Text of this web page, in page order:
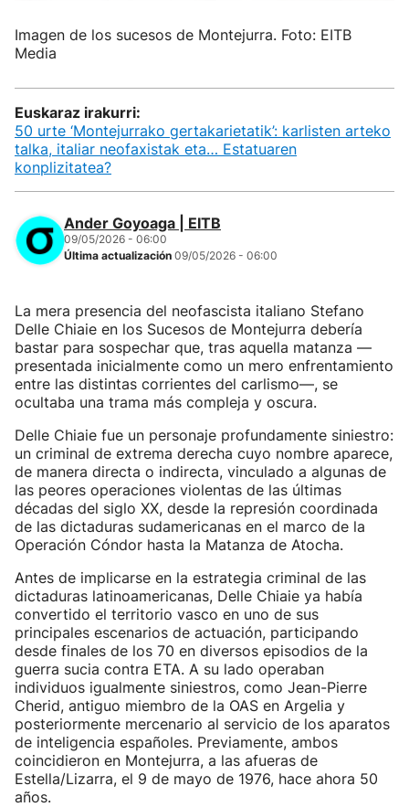
Imagen de los sucesos de Montejurra. Foto: EITB
Media
Euskaraz irakurri:
50 urte ‘Montejurrako gertakarietatik’: karlisten arteko
talka, italiar neofaxistak eta… Estatuaren
konplizitatea?
Ander Goyoaga | EITB
09/05/2026 - 06:00
Última actualización 09/05/2026 - 06:00
La mera presencia del neofascista italiano Stefano
Delle Chiaie en los Sucesos de Montejurra debería
bastar para sospechar que, tras aquella matanza —
presentada inicialmente como un mero enfrentamiento
entre las distintas corrientes del carlismo—, se
ocultaba una trama más compleja y oscura.
Delle Chiaie fue un personaje profundamente siniestro:
un criminal de extrema derecha cuyo nombre aparece,
de manera directa o indirecta, vinculado a algunas de
las peores operaciones violentas de las últimas
décadas del siglo XX, desde la represión coordinada
de las dictaduras sudamericanas en el marco de la
Operación Cóndor hasta la Matanza de Atocha.
Antes de implicarse en la estrategia criminal de las
dictaduras latinoamericanas, Delle Chiaie ya había
convertido el territorio vasco en uno de sus
principales escenarios de actuación, participando
desde finales de los 70 en diversos episodios de la
guerra sucia contra ETA. A su lado operaban
individuos igualmente siniestros, como Jean-Pierre
Cherid, antiguo miembro de la OAS en Argelia y
posteriormente mercenario al servicio de los aparatos
de inteligencia españoles. Previamente, ambos
coincidieron en Montejurra, a las afueras de
Estella/Lizarra, el 9 de mayo de 1976, hace ahora 50
años.